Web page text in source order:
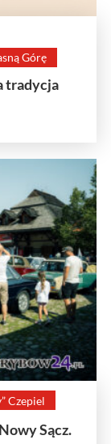
Górę
tradycja
Czepiel
Sącz.